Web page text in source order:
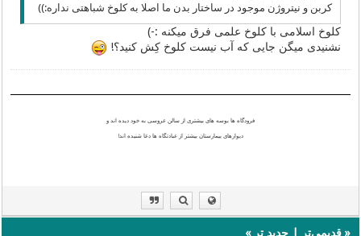
کربن و نیتروژن موجود در ساختار بدن ما اصلا به کلوخ شباهتی نداره:))
کلوخ اسلامی با کلوخ علمی فرق میکنه :-)
نشنیدی میگن جایی که آب نیست کلوخ کِش کنید؟!
فرودگاه ها بوسه های بیشتری از سالن عروسی به خود دیده اند و
دیوارهای بیمارستان بیشتر از عبادتگاه ها دعا شنیده اند!
«قدیمی‌تر |جدید تر »